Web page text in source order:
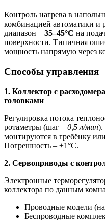
Контроль нагрева в
комбинацией автоматики
диапазон – 35–45°C на
поверхности. Типичная
мощность напрямую через
Способы управления
1. Коллектор с
головками
Регулировка потока
ротаметры (шаг – 0,5 л/мин).
монтируются в гребёнку
Погрешность – ±1°C.
2. Сервоприводы с
Электронные
коллектора по данным
Проводные модели
Беспроводные